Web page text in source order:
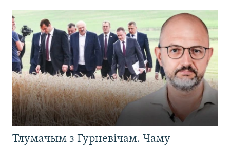
Тлумачым з Гурневічам. Чаму